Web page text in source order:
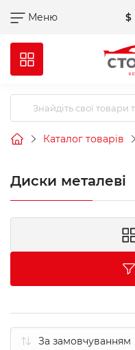
Меню $
Каталог товарів
Диски металеві